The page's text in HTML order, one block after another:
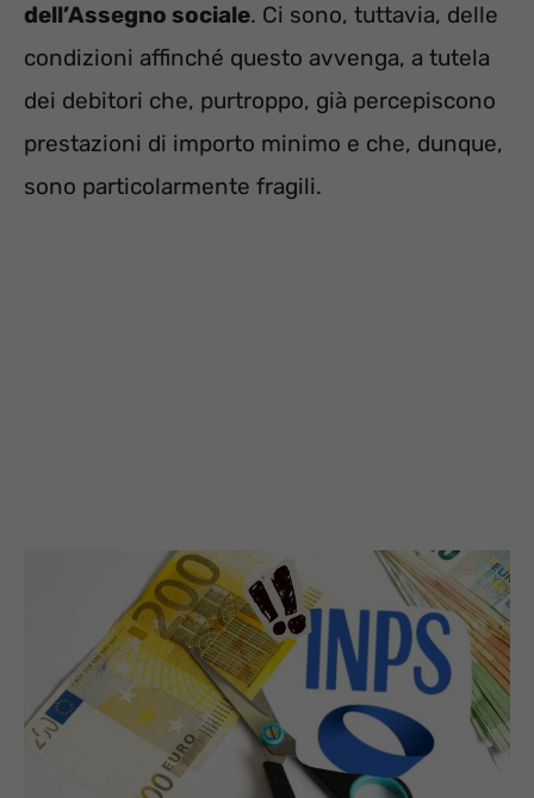
dell’Assegno sociale. Ci sono, tuttavia, delle
condizioni affinché questo avvenga, a tutela
dei debitori che, purtroppo, già percepiscono
prestazioni di importo minimo e che, dunque,
sono particolarmente fragili.